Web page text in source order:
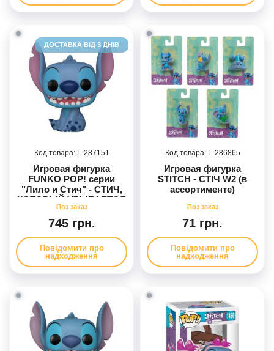
ДОСТАВКА ВІД 3 ДНІВ
287151
Игровая фигурка
FUNKO POP! серии
"Лило и Стич" - СТИЧ,
КОТОРЫЙ УЛЫБАЕТСЯ
745 грн.
Повідомити про
надходження
286865
Игровая фигурка
STITCH - СТІЧ W2 (в
ассортименте)
71 грн.
Повідомити про
надходження